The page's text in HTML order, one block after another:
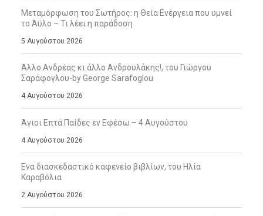
Μεταμόρφωση του Σωτήρος: η Θεία Ενέργεια που υμνεί
το Άϋλο – Τι λέει η παράδοση
5 Αυγούστου 2026
Άλλο Ανδρέας κι άλλο Ανδρουλάκης!, του Γιώργου
Σαράφογλου-by George Sarafoglou
4 Αυγούστου 2026
Άγιοι Επτά Παίδες εν Εφέσω – 4 Αυγούστου
4 Αυγούστου 2026
Ενα διασκεδαστικό καφενείο βιβλίων, του Ηλία
Καραβόλια
2 Αυγούστου 2026